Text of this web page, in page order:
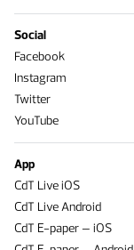
Social
Facebook
Instagram
Twitter
YouTube
App
CdT Live iOS
CdT Live Android
CdT E-paper – iOS